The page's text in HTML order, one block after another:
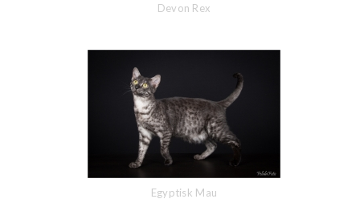
Devon Rex
Egyptisk Mau